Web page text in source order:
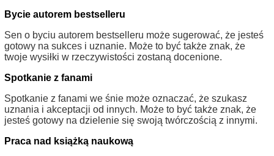
Bycie autorem bestselleru
Sen o byciu autorem bestselleru może sugerować, że jesteś
gotowy na sukces i uznanie. Może to być także znak, że
twoje wysiłki w rzeczywistości zostaną docenione.
Spotkanie z fanami
Spotkanie z fanami we śnie może oznaczać, że szukasz
uznania i akceptacji od innych. Może to być także znak, że
jesteś gotowy na dzielenie się swoją twórczością z innymi.
Praca nad książką naukową